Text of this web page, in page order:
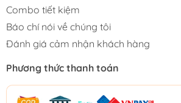
Combo tiết kiệm
Báo chí nói về chúng tôi
Đánh giá cảm nhận khách hàng
Phương thức thanh toán